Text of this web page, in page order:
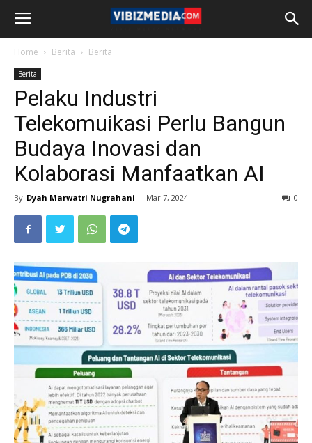
Home Berita Berita
Berita
Pelaku Industri
Telekomuikasi Perlu Bangun
Budaya Inovasi dan
Kolaborasi Manfaatkan AI
By Dyah Marwatri Nugrahani - Mar 7, 2024 0